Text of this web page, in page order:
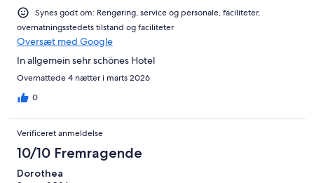
Synes godt om: Rengøring, service og personale, faciliteter,
overnatningsstedets tilstand og faciliteter
Oversæt med Google
In allgemein sehr schönes Hotel
Overnattede 4 nætter i marts 2026
0
Verificeret anmeldelse
10/10 Fremragende
Dorothea